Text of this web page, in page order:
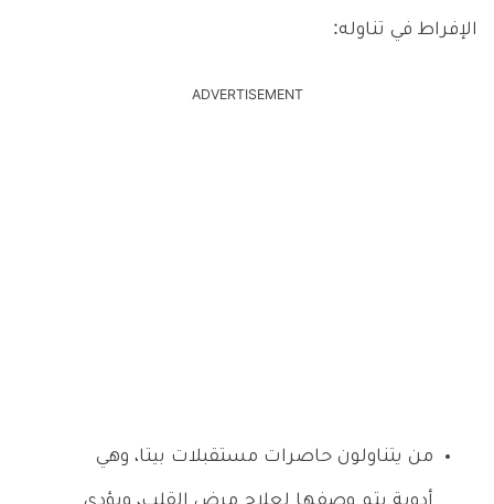
الإفراط في تناوله:
ADVERTISEMENT
من يتناولون حاصرات مستقبلات بيتا، وهي